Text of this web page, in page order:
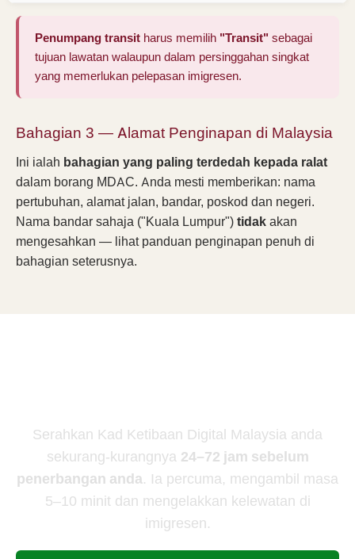
Penumpang transit harus memilih "Transit" sebagai
tujuan lawatan walaupun dalam persinggahan singkat
yang memerlukan pelepasan imigresen.
Bahagian 3 — Alamat Penginapan di Malaysia
Ini ialah bahagian yang paling terdedah kepada ralat
dalam borang MDAC. Anda mesti memberikan: nama
pertubuhan, alamat jalan, bandar, poskod dan negeri.
Nama bandar sahaja ("Kuala Lumpur")tidakakan
mengesahkan — lihat panduan penginapan penuh di
bahagian seterusnya.
Serahkan Kad Ketibaan Digital Malaysia anda
sekurang-kurangnya 24–72 jam sebelum
penerbangan anda. Ia percuma, mengambil masa
5–10 minit dan mengelakkan kelewatan di
imigresen.